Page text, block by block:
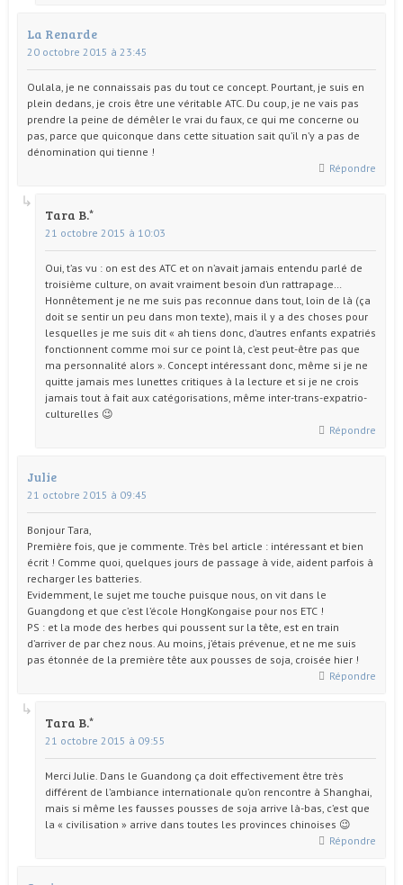
La Renarde
20 octobre 2015 à 23:45
Oulala, je ne connaissais pas du tout ce concept. Pourtant, je suis en
plein dedans, je crois être une véritable ATC. Du coup, je ne vais pas
prendre la peine de démêler le vrai du faux, ce qui me concerne ou
pas, parce que quiconque dans cette situation sait qu’il n’y a pas de
dénomination qui tienne !
Répondre
Tara B.
21 octobre 2015 à 10:03
Oui, t’as vu : on est des ATC et on n’avait jamais entendu parlé de
troisième culture, on avait vraiment besoin d’un rattrapage…
Honnêtement je ne me suis pas reconnue dans tout, loin de là (ça
doit se sentir un peu dans mon texte), mais il y a des choses pour
lesquelles je me suis dit « ah tiens donc, d’autres enfants expatriés
fonctionnent comme moi sur ce point là, c’est peut-être pas que
ma personnalité alors ». Concept intéressant donc, même si je ne
quitte jamais mes lunettes critiques à la lecture et si je ne crois
jamais tout à fait aux catégorisations, même inter-trans-expatrio-
culturelles 😉
Répondre
Julie
21 octobre 2015 à 09:45
Bonjour Tara,
Première fois, que je commente. Très bel article : intéressant et bien
écrit ! Comme quoi, quelques jours de passage à vide, aident parfois à
recharger les batteries.
Evidemment, le sujet me touche puisque nous, on vit dans le
Guangdong et que c’est l’école HongKongaise pour nos ETC !
PS : et la mode des herbes qui poussent sur la tête, est en train
d’arriver de par chez nous. Au moins, j’étais prévenue, et ne me suis
pas étonnée de la première tête aux pousses de soja, croisée hier !
Répondre
Tara B.
21 octobre 2015 à 09:55
Merci Julie. Dans le Guandong ça doit effectivement être très
différent de l’ambiance internationale qu’on rencontre à Shanghai,
mais si même les fausses pousses de soja arrive là-bas, c’est que
la « civilisation » arrive dans toutes les provinces chinoises 😉
Répondre